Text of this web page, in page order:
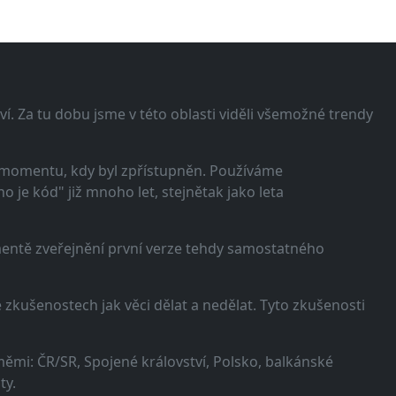
Za tu dobu jsme v této oblasti viděli všemožné trendy
kdy byl zpřístupněn. Používáme
je kód" již mnoho let, stejnětak jako leta
zveřejnění první verze tehdy samostatného
jak věci dělat a nedělat. Tyto zkušenosti
ČR/SR, Spojené království, Polsko, balkánské